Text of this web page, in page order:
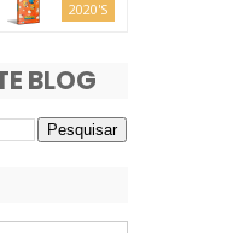
2020'S Minions &
BLOG